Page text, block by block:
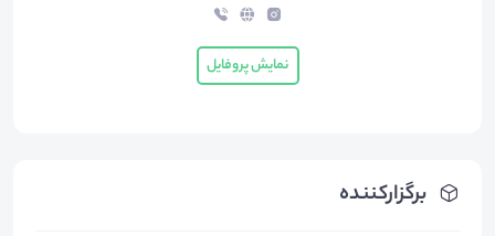
برگزارکننده
نمایش پروفایل